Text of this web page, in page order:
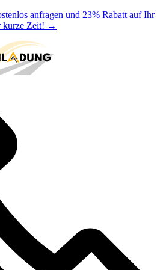
anfragen und 23% Rabatt auf Ihr
kurze Zeit! →